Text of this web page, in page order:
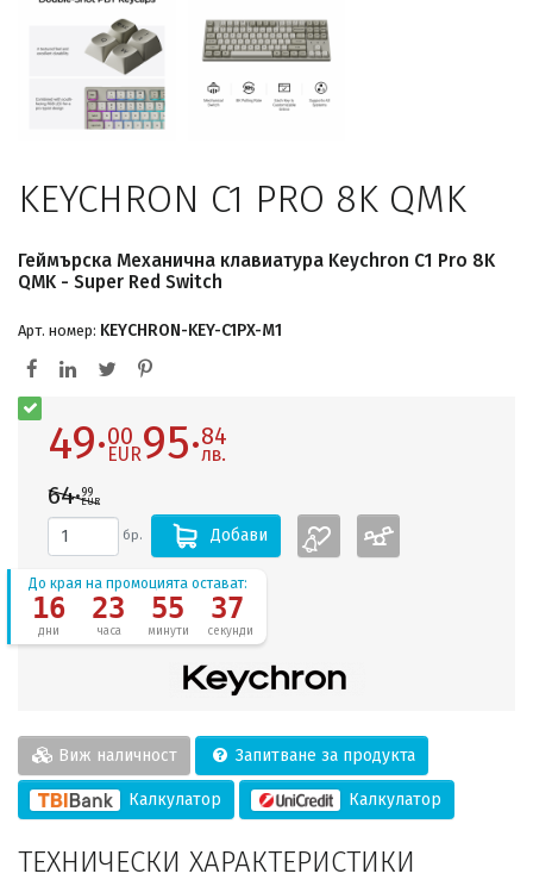
KEYCHRON C1 PRO 8K QMK
Геймърска Механична клавиатура Keychron C1 Pro 8K
QMK - Super Red Switch
Арт. номер: KEYCHRON-KEY-C1PX-M1
49·00
EUR95·84
лв.
64·99
EUR
бр. Добави
До края на промоцията остават:
16
дни
23
часа
55
минути
36
секунди
Виж наличност Запитване за продукта
Калкулатор Калкулатор
ТЕХНИЧЕСКИ ХАРАКТЕРИСТИКИ